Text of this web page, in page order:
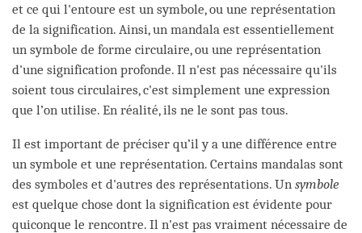
et ce qui l'entoure est un symbole, ou une représentation
de la signification. Ainsi, un mandala est essentiellement
un symbole de forme circulaire, ou une représentation
d'une signification profonde. Il n'est pas nécessaire qu'ils
soient tous circulaires, c'est simplement une expression
que l’on utilise. En réalité, ils ne le sont pas tous.
Il est important de préciser qu’il y a une différence entre
un symbole et une représentation. Certains mandalas sont
des symboles et d'autres des représentations. Un symbole
est quelque chose dont la signification est évidente pour
quiconque le rencontre. Il n'est pas vraiment nécessaire de